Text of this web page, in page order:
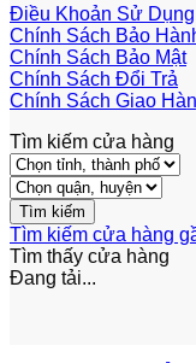
Điều Khoản Sử Dụng
Chính Sách Bảo
Chính Sách Bảo Mật
Chính Sách Đổi Trả
Chính Sách Giao
Tìm kiếm cửa hàng
Tìm kiếm cửa hàng
Tìm thấy cửa hàng
Đang tải...